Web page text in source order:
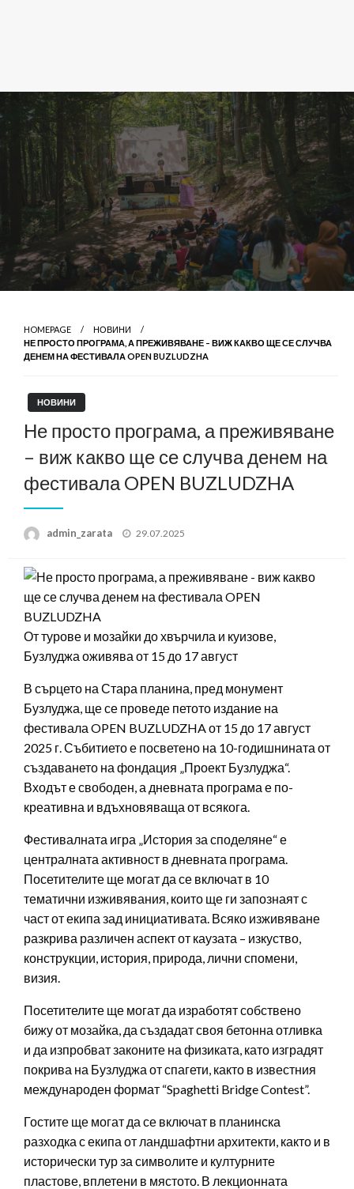
HOMEPAGE
НОВИНИ
НЕ ПРОСТО ПРОГРАМА, А ПРЕЖИВЯВАНЕ – ВИЖ КАКВО ЩЕ СЕ СЛУЧВА
ДЕНЕМ НА ФЕСТИВАЛА OPEN BUZLUDZHA
НОВИНИ
Не просто програма, а преживяване
– виж какво ще се случва денем на
фестивала OPEN BUZLUDZHA
admin_zarata
Posted
29.07.2025
От турове и мозайки до хвърчила и куизове,
Бузлуджа оживява от 15 до 17 август
В сърцето на Стара планина, пред монумент
Бузлуджа, ще се проведе петото издание на
фестивала OPEN BUZLUDZHA от 15 до 17 август
2025 г. Събитието е посветено на 10-годишнината от
създаването на фондация „Проект Бузлуджа“.
Входът е свободен, а дневната програма е по-
креативна и вдъхновяваща от всякога.
Фестивалната игра „История за споделяне“ е
централната активност в дневната програма.
Посетителите ще могат да се включат в 10
тематични изживявания, които ще ги запознаят с
част от екипа зад инициативата. Всяко изживяване
разкрива различен аспект от каузата – изкуство,
конструкции, история, природа, лични спомени,
визия.
Посетителите ще могат да изработят собствено
бижу от мозайка, да създадат своя бетонна отливка
и да изпробват законите на физиката, като изградят
покрива на Бузлуджа от спагети, както в известния
международен формат “Spaghetti Bridge Contest”.
Гостите ще могат да се включат в планинска
разходка с екипа от ландшафтни архитекти, както и в
исторически тур за символите и културните
пластове, вплетени в мястото. В лекционната